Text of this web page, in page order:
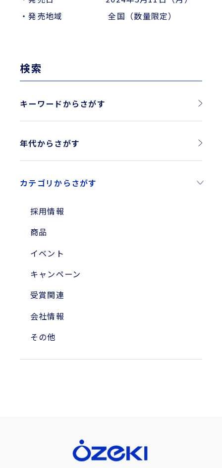
検索
キーワードからさがす
年代からさがす
2025年
2024年
2023年
2010年
2004年
カテゴリからさがす
採用情報
商品
イベント
キャンペーン
受賞関連
会社情報
その他
・発売地域 全国（数量限定）